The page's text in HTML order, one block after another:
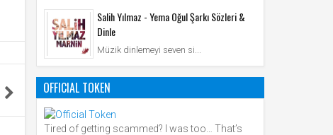
Salih Yılmaz - Yema Oğul Şarkı Sözleri &
Dinle
Müzik dinlemeyi seven si...
OFFICIAL TOKEN
Tired of getting scammed? I was too… That’s